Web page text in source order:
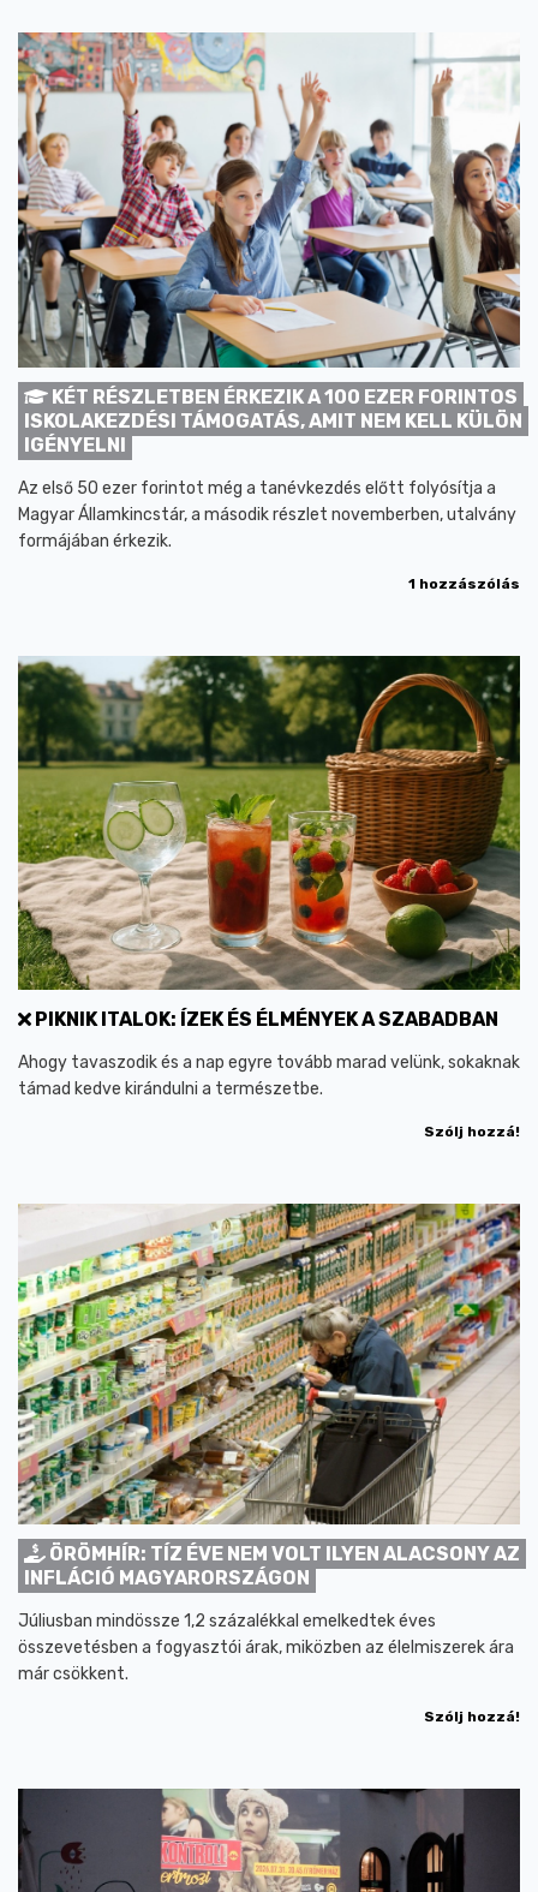
KÉT RÉSZLETBEN ÉRKEZIK A 100 EZER FORINTOS
ISKOLAKEZDÉSI TÁMOGATÁS, AMIT NEM KELL KÜLÖN
IGÉNYELNI
Az első 50 ezer forintot még a tanévkezdés előtt folyósítja a
Magyar Államkincstár, a második részlet novemberben, utalvány
formájában érkezik.
1 hozzászólás
PIKNIK ITALOK: ÍZEK ÉS ÉLMÉNYEK A SZABADBAN
Ahogy tavaszodik és a nap egyre tovább marad velünk, sokaknak
támad kedve kirándulni a természetbe.
Szólj hozzá!
ÖRÖMHÍR: TÍZ ÉVE NEM VOLT ILYEN ALACSONY AZ
INFLÁCIÓ MAGYARORSZÁGON
Júliusban mindössze 1,2 százalékkal emelkedtek éves
összevetésben a fogyasztói árak, miközben az élelmiszerek ára
már csökkent.
Szólj hozzá!